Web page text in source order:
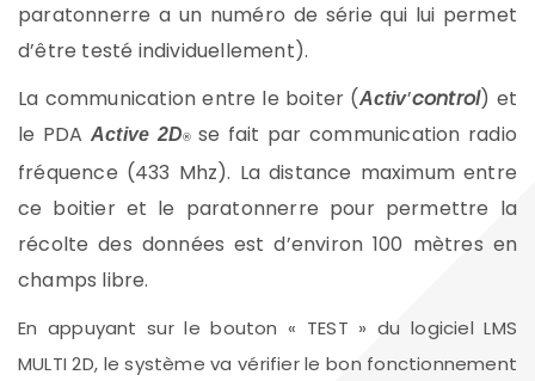
paratonnerre a un numéro de série qui lui permet
d’être testé individuellement).
La communication entre le boiter (Activ’control) et
le PDA Active 2D® se fait par communication radio
fréquence (433 Mhz). La distance maximum entre
ce boitier et le paratonnerre pour permettre la
récolte des données est d’environ 100 mètres en
champs libre.
En appuyant sur le bouton « TEST » du logiciel LMS
MULTI 2D, le système va vérifier le bon fonctionnement